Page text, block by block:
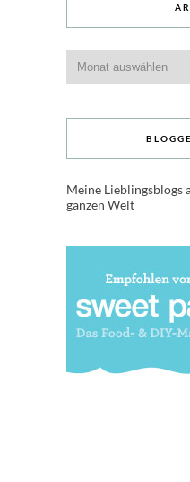
Meine Lieblingsblogs
ganzen Welt